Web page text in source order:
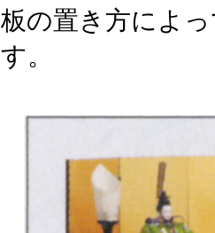
板の置き方によ
す。